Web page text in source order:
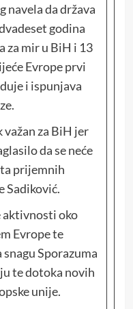
navela da država
godina
za mir u BiH i 13
Evrope prvi
i ispunjava
za BiH jer
da se neće
prijemnih
Sadiković.
aktivnosti oko
Evrope te
Sporazuma
te dotoka novih
unije.